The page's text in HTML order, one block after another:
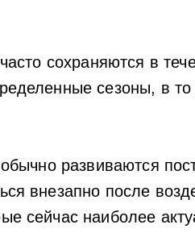
сохраняются в
сезоны, в
развиваются
внезапно после
сейчас наиболее